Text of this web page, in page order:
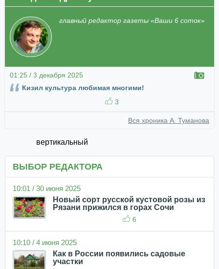
главный редактор газеты «Ваши 6 соток»
01:25 / 3 декабря 2025
Кизил культура любимая многими!
3
Вся хроника А. Туманова
вертикальный
ВЫБОР РЕДАКТОРА
10:01 / 30 июня 2025
Новый сорт русской кустовой розы из
Рязани прижился в горах Сочи
6
10:10 / 4 июня 2025
Как в России появились садовые
участки